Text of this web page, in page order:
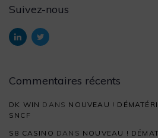
Suivez-nous
Commentaires récents
DK WIN DANS NOUVEAU !
SNCF
S8 CASINO DANS NOUVEAU !